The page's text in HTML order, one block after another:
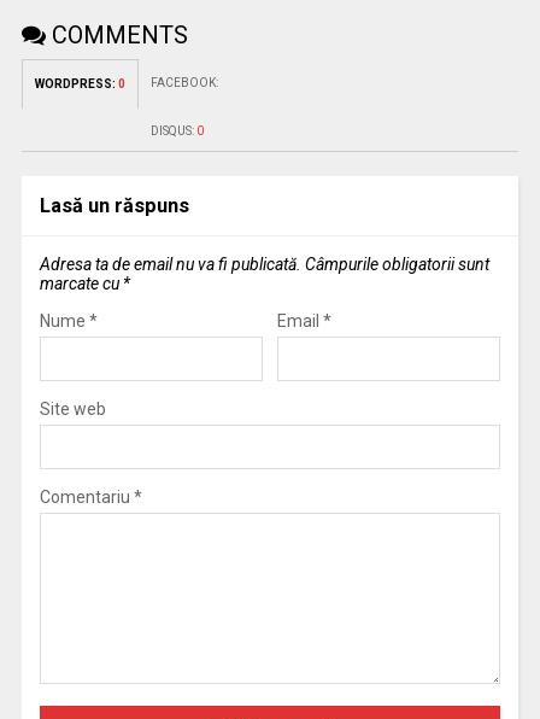
COMMENTS
WORDPRESS: 0 FACEBOOK:
DISQUS: 0
Lasă un răspuns
Adresa ta de email nu va fi publicată. Câmpurile obligatorii sunt
marcate cu *
Nume * Email *
Site web
Comentariu *